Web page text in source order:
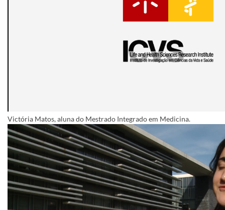
​Victór​ia Matos, aluna do Mestrado Integrado em Medicina.​